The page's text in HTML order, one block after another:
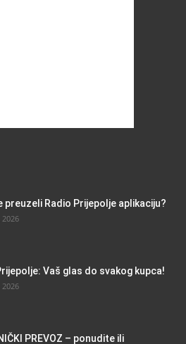
preuzeli Radio Prijepolje aplikaciju?
Vaš glas do svakog kupca!
PREVOZ – ponudite ili